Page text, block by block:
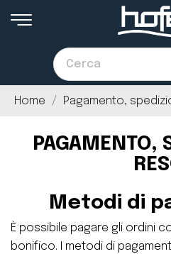
Home Pagamento,
PAGAMENTO,
Metodi di
È possibile pagare gli ordini
bonifico. I metodi di